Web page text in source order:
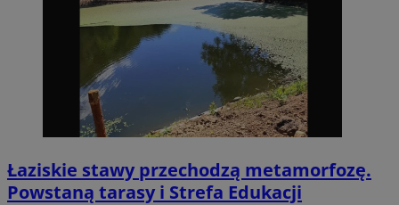
Łaziskie stawy przechodzą metamorfozę.
Powstaną tarasy i Strefa Edukacji